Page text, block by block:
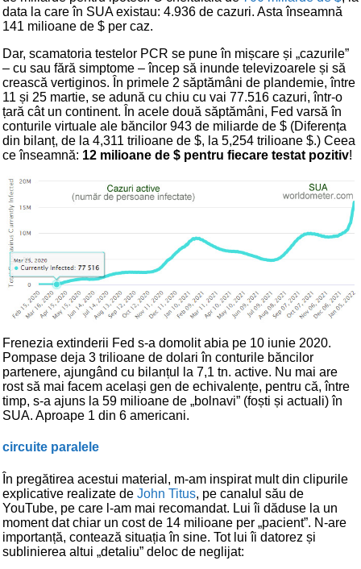
data la care în SUA existau: 4.936 de cazuri. Asta înseamnă
141 milioane de $ per caz.
Dar, scamatoria testelor PCR se pune în mișcare și „cazurile”
– cu sau fără simptome – încep să inunde televizoarele și să
crească vertiginos. În primele 2 săptămâni de plandemie, între
11 și 25 martie, se adună cu chiu cu vai 77.516 cazuri, într-o
țară cât un continent. În acele două săptămâni, Fed varsă în
conturile virtuale ale băncilor 943 de miliarde de $ (Diferența
din bilanț, de la 4,311 trilioane de $, la 5,254 trilioane $.) Ceea
ce înseamnă: 12 milioane de $ pentru fiecare testat pozitiv!
Frenezia extinderii Fed s-a domolit abia pe 10 iunie 2020.
Pompase deja 3 trilioane de dolari în conturile băncilor
partenere, ajungând cu bilanțul la 7,1 tn. active. Nu mai are
rost să mai facem același gen de echivalențe, pentru că, între
timp, s-a ajuns la 59 milioane de „bolnavi” (foști și actuali) în
SUA. Aproape 1 din 6 americani.
circuite paralele
În pregătirea acestui material, m-am inspirat mult din clipurile
explicative realizate de John Titus, pe canalul său de
YouTube, pe care l-am mai recomandat. Lui îi dăduse la un
moment dat chiar un cost de 14 milioane per „pacient”. N-are
importanță, contează situația în sine. Tot lui îi datorez și
sublinierea altui „detaliu” deloc de neglijat: